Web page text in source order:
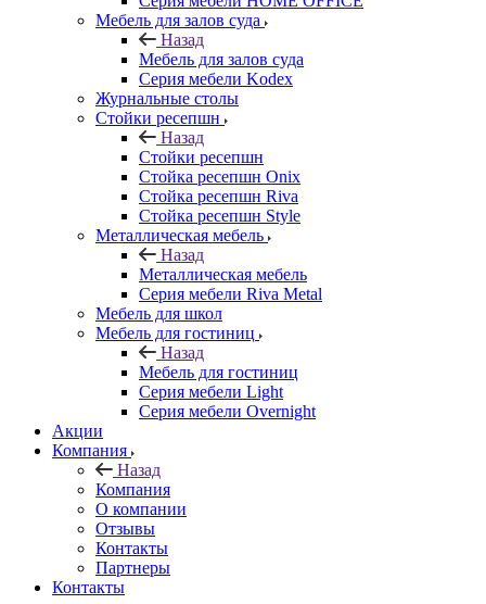
Мебель для залов суда
Назад
Мебель для залов суда
Серия мебели Kodex
Журнальные столы
Стойки ресепшн
Назад
Стойки ресепшн
Стойка ресепшн Onix
Стойка ресепшн Riva
Стойка ресепшн Style
Металлическая мебель
Назад
Металлическая мебель
Серия мебели Riva Metal
Мебель для школ
Мебель для гостиниц
Назад
Мебель для гостиниц
Серия мебели Light
Серия мебели Overnight
Акции
Компания
Назад
Компания
О компании
Отзывы
Контакты
Партнеры
Контакты